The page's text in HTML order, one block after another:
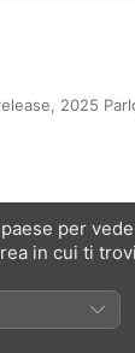
2025
Greatest
Music
per
in cui ti trovi